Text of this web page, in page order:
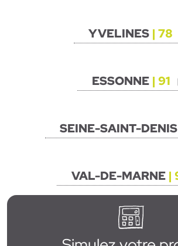
YVELINES | 78
ESSONNE | 91
SEINE-SAINT-DENIS
VAL-DE-MARNE |